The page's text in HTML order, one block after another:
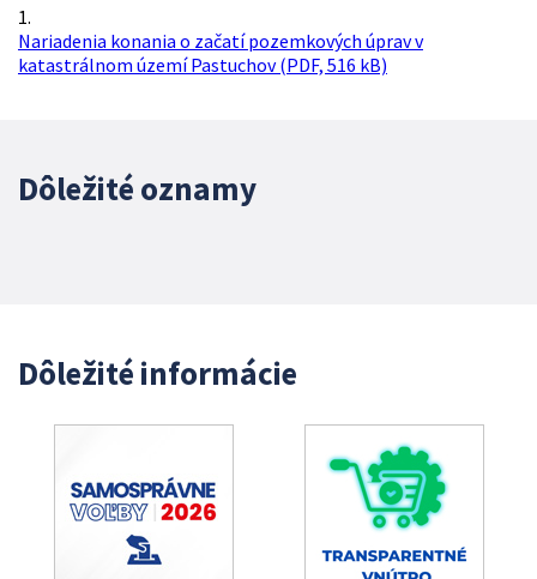
1.
Nariadenia konania o začatí pozemkových úprav v
katastrálnom území Pastuchov (PDF, 516 kB)
Dôležité oznamy
Dôležité informácie